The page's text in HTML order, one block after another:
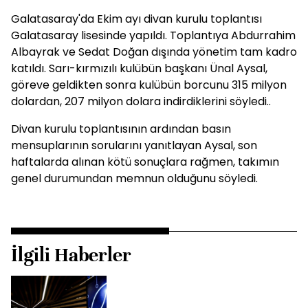
Galatasaray'da Ekim ayı divan kurulu toplantısı
Galatasaray lisesinde yapıldı. Toplantıya Abdurrahim
Albayrak ve Sedat Doğan dışında yönetim tam kadro
katıldı. Sarı-kırmızılı kulübün başkanı Ünal Aysal,
göreve geldikten sonra kulübün borcunu 315 milyon
dolardan, 207 milyon dolara indirdiklerini söyledi..
Divan kurulu toplantısının ardından basın
mensuplarının sorularını yanıtlayan Aysal, son
haftalarda alınan kötü sonuçlara rağmen, takımın
genel durumundan memnun olduğunu söyledi.
İlgili Haberler